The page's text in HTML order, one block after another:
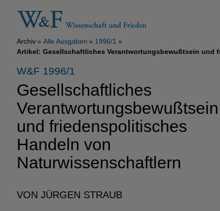
Archiv Alle Ausgaben
1996/1
Artikel: Gesellschaftliches Verantwortungsbewußtsein
W&F 1996/1
Gesellschaftliches
Verantwortungsbewußtsein
und friedenspolitisches
Handeln von
Naturwissenschaftlern
VON JÜRGEN STRAUB